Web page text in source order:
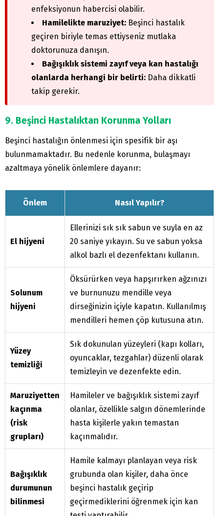
enfeksiyonun habercisi olabilir.
Hamilelikte maruziyet: Beşinci hastalık
geçiren biriyle temas ettiyseniz mutlaka
doktorunuza danışın.
Bağışıklık sistemi zayıf veya kan hastalığı
olanlarda herhangi bir belirti: Daha dikkatli
takip gerekir.
9. Beşinci Hastalıktan Korunma Yolları
Beşinci hastalığın önlenmesi için spesifik bir aşı
bulunmamaktadır. Bu nedenle korunma, bulaşmayı
azaltmaya yönelik önlemlere dayanır:
Önlem Nasıl Yapılır?
El hijyeni
Ellerinizi sık sık sabun ve suyla en az
20 saniye yıkayın. Su ve sabun yoksa
alkol bazlı el dezenfektanı kullanın.
Solunum
hijyeni
Öksürürken veya hapşırırken ağzınızı
ve burnunuzu mendille veya
dirseğinizin içiyle kapatın. Kullanılmış
mendilleri hemen çöp kutusuna atın.
Yüzey
temizliği
Sık dokunulan yüzeyleri (kapı kolları,
oyuncaklar, tezgahlar) düzenli olarak
temizleyin ve dezenfekte edin.
Maruziyetten
kaçınma
(risk
grupları)
Hamileler ve bağışıklık sistemi zayıf
olanlar, özellikle salgın dönemlerinde
hasta kişilerle yakın temastan
kaçınmalıdır.
Bağışıklık
durumunun
bilinmesi
Hamile kalmayı planlayan veya risk
grubunda olan kişiler, daha önce
beşinci hastalık geçirip
geçirmediklerini öğrenmek için kan